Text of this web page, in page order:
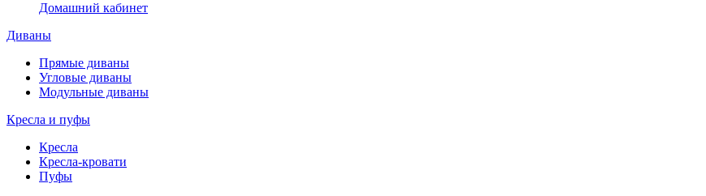
Домашний кабинет
Диваны
Прямые диваны
Угловые диваны
Модульные диваны
Кресла и пуфы
Кресла
Кресла-кровати
Пуфы